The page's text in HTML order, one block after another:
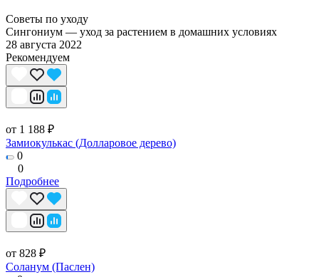
Советы по уходу
Сингониум — уход за растением в домашних условиях
28 августа 2022
Рекомендуем
от 1 188 ₽
Замиокулькас (Долларовое дерево)
0
0
Подробнее
от 828 ₽
Соланум (Паслен)